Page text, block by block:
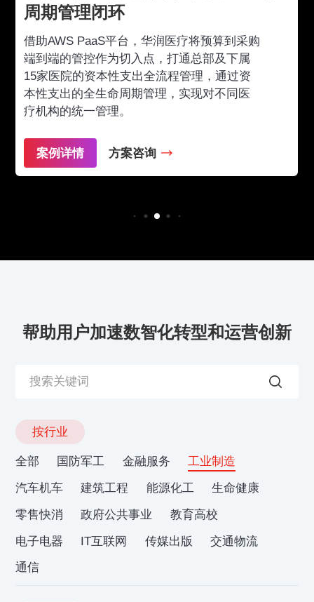
周期管理闭环
借助AWS PaaS平台，华润医疗将预算到采购
端到端的管控作为切入点，打通总部及下属
15家医院的资本性支出全流程管理，通过资
本性支出的全生命周期管理，实现对不同医
疗机构的统一管理。
案例详情 方案咨询
帮助用户加速数智化转型和运营创新
按行业
全部 国防军工 金融服务
工业制造
汽车机车
建筑工程 能源化工
生命健康
零售快消
政府公共事业
教育高校
电子电器
IT互联网 传媒出版
交通物流
通信